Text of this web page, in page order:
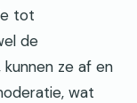
tot
de
ze af en
wat